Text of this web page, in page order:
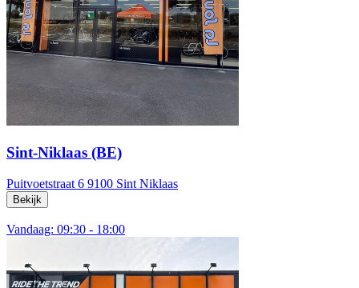
Sint-Niklaas (BE)
Puitvoetstraat 6 9100 Sint Niklaas
Bekijk
Vandaag: 09:30 - 18:00